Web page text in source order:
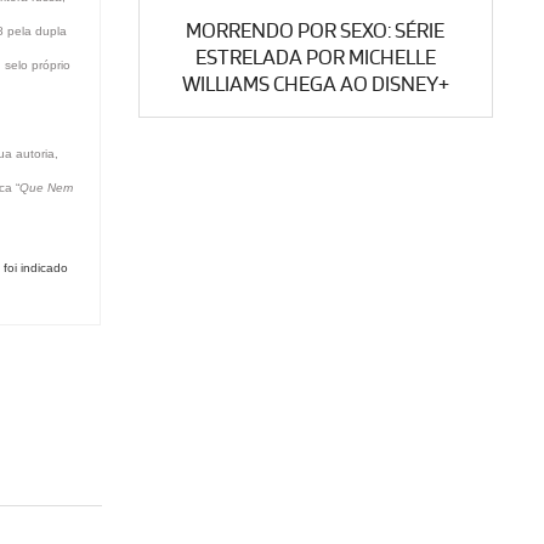
pela dupla
selo próprio
autoria,
“Que Nem
indicado
MORRENDO POR SEXO: SÉRIE
ESTRELADA POR MICHELLE
WILLIAMS CHEGA AO DISNEY+